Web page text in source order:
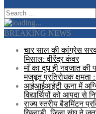
BREAKING NEWS
चार साल की कांग्रेस
मिसाल: वीरेंद्र कंवर
माँ का दूध ही नवजात की
मजबूत प्रतिरोधक क्षमता
आईआईआईटी ऊना में
विद्यार्थियों को आपदा से
राज्य स्तरीय बैडमिंटन